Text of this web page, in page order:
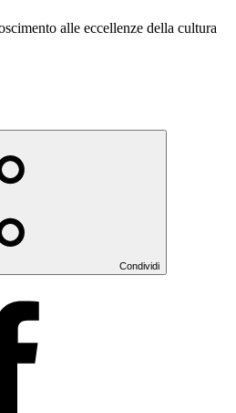
alle eccellenze della cultura
Condividi